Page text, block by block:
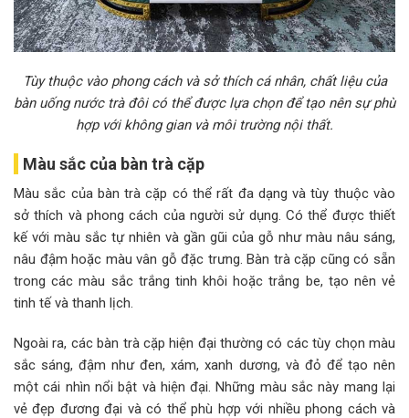
Tùy thuộc vào phong cách và sở thích cá nhân, chất liệu của
bàn uống nước trà đôi có thể được lựa chọn để tạo nên sự phù
hợp với không gian và môi trường nội thất.
Màu sắc của bàn trà cặp
Màu sắc của bàn trà cặp có thể rất đa dạng và tùy thuộc vào
sở thích và phong cách của người sử dụng. Có thể được thiết
kế với màu sắc tự nhiên và gần gũi của gỗ như màu nâu sáng,
nâu đậm hoặc màu vân gỗ đặc trưng. Bàn trà cặp cũng có sẵn
trong các màu sắc trắng tinh khôi hoặc trắng be, tạo nên vẻ
tinh tế và thanh lịch.
Ngoài ra, các bàn trà cặp hiện đại thường có các tùy chọn màu
sắc sáng, đậm như đen, xám, xanh dương, và đỏ để tạo nên
một cái nhìn nổi bật và hiện đại. Những màu sắc này mang lại
vẻ đẹp đương đại và có thể phù hợp với nhiều phong cách và